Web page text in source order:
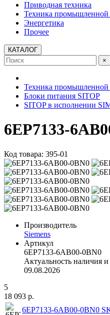
Приводная техника
Техника промышленной
Энергетика
Прочее
КАТАЛОГ
×
Техника промышленной
Блоки питания SITOP
SITOP в исполнении
6EP7133-
Код товара: 395-01
Производитель
Siemens
Артикул
6EP7133-6AB00-0BN0
Актуальность наличия
09.08.2026
5
18 093 р.
6EP7133-6AB00-0BN0